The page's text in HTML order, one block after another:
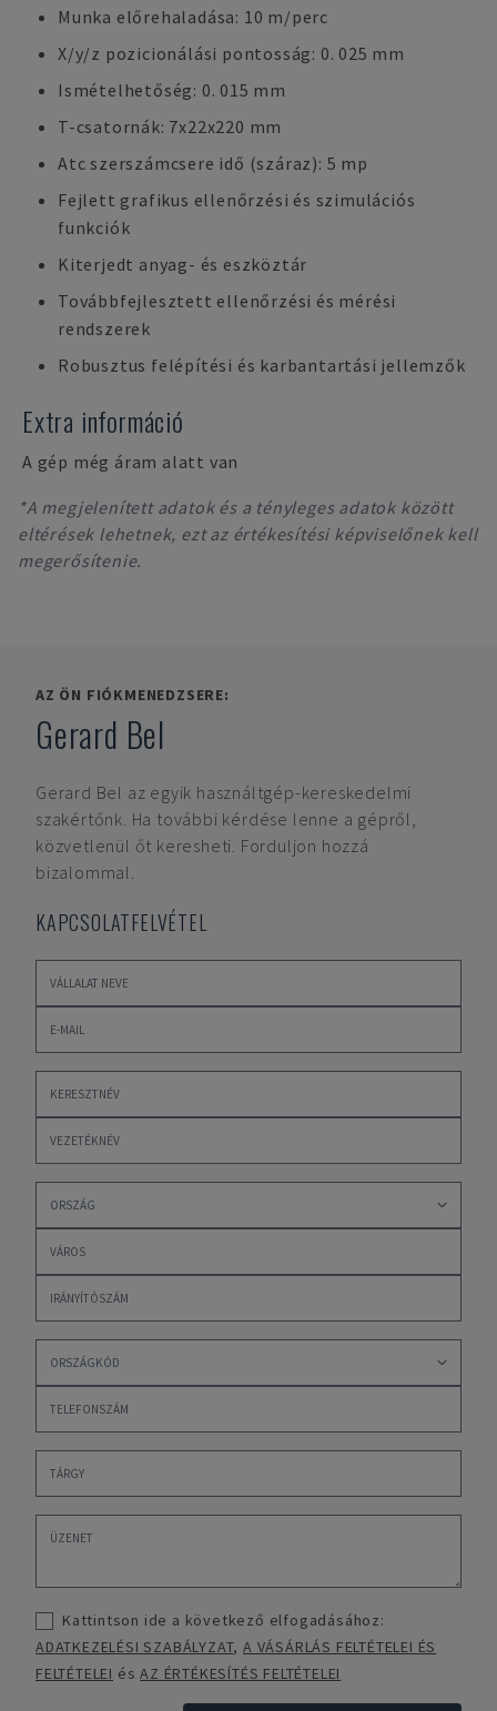
Munka előrehaladása: 10 m/perc
X/y/z pozicionálási pontosság: 0. 025 mm
Ismételhetőség: 0. 015 mm
T-csatornák: 7x22x220 mm
Atc szerszámcsere idő (száraz): 5 mp
Fejlett grafikus ellenőrzési és szimulációs
funkciók
Kiterjedt anyag- és eszköztár
Továbbfejlesztett ellenőrzési és mérési
rendszerek
Robusztus felépítési és karbantartási jellemzők
Extra információ
A gép még áram alatt van
*A megjelenített adatok és a tényleges adatok között
eltérések lehetnek, ezt az értékesítési képviselőnek kell
megerősítenie.
AZ ÖN FIÓKMENEDZSERE:
Gerard Bel
Gerard Bel az egyik használtgép-kereskedelmi
szakértőnk. Ha további kérdése lenne a gépről,
közvetlenül őt keresheti. Forduljon hozzá
bizalommal.
KAPCSOLATFELVÉTEL
Kattintson ide a következő elfogadásához:
ADATKEZELÉSI SZABÁLYZAT,A VÁSÁRLÁS FELTÉTELEI ÉS
FELTÉTELEI ésAZ ÉRTÉKESÍTÉS FELTÉTELEI